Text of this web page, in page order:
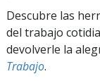
Descubre las
del trabajo
devolverle la
Trabajo.